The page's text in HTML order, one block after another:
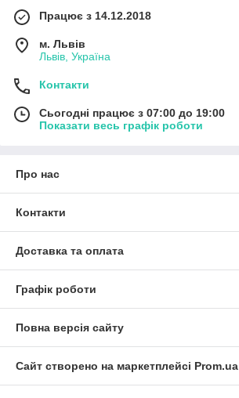
Працює з 14.12.2018
м. Львів
Львів, Україна
Контакти
Сьогодні працює з 07:00 до 19:00
Показати весь графік роботи
Про нас
Контакти
Доставка та оплата
Графік роботи
Повна версія сайту
Сайт створено на маркетплейсі Prom.ua